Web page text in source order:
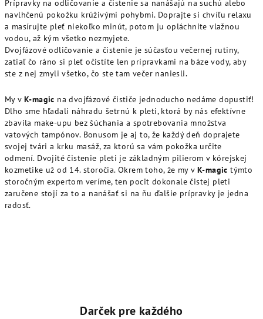
u
Prípravky na odličovanie a čistenie sa nanášajú na suchú alebo
navlhčenú pokožku krúživými pohybmi. Doprajte si chvíľu relaxu
a masírujte pleť niekoľko minút, potom ju opláchnite vlažnou
vodou, až kým všetko nezmyjete.
Dvojfázové odličovanie a čistenie je súčasťou večernej rutiny,
zatiaľ čo ráno si pleť očistíte len prípravkami na báze vody, aby
ste z nej zmyli všetko, čo ste tam večer naniesli.
My v K-magic na dvojfázové čističe jednoducho nedáme dopustiť!
Dlho sme hľadali náhradu šetrnú k pleti, ktorá by nás efektívne
zbavila make-upu bez šúchania a spotrebovania množstva
vatových tampónov. Bonusom je aj to, že každý deň doprajete
svojej tvári a krku masáž, za ktorú sa vám pokožka určite
odmení. Dvojité čistenie pleti je základným pilierom v kórejskej
kozmetike už od 14. storočia. Okrem toho, že my v K-magic týmto
storočným expertom veríme, ten pocit dokonale čistej pleti
zaručene stojí za to a nanášať si na ňu ďalšie prípravky je jedna
radosť.
Darček pre každého